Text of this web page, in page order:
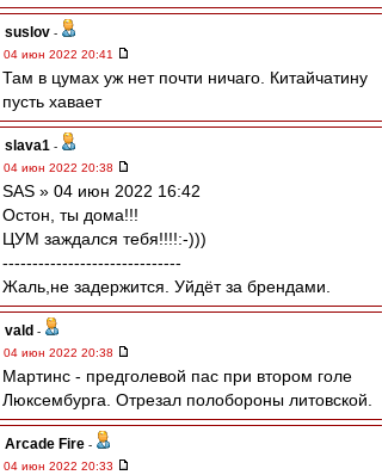
suslov -
04 июн 2022 20:41
Там в цумах уж нет почти ничаго. Китайчатину
пусть хавает
slava1 -
04 июн 2022 20:38
SAS » 04 июн 2022 16:42
Остон, ты дома!!!
ЦУМ заждался тебя!!!!:-)))
------------------------------
Жаль,не задержится. Уйдёт за брендами.
vald -
04 июн 2022 20:38
Мартинс - предголевой пас при втором голе
Люксембурга. Отрезал полобороны литовской.
Arcade Fire -
04 июн 2022 20:33